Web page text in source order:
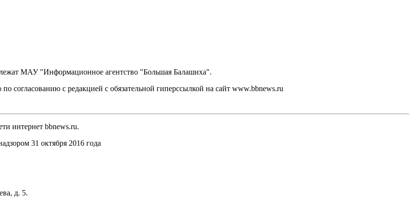
МАУ "Информационное агентство "Большая Балашиха".
согласованию с редакцией с обязательной гиперссылкой на сайт www.bbnews.ru
интернет bbnews.ru.
31 октября 2016 года
д. 5.